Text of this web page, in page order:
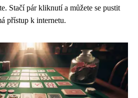
Stačí pár kliknutí a můžete se pustit
přístup k internetu.